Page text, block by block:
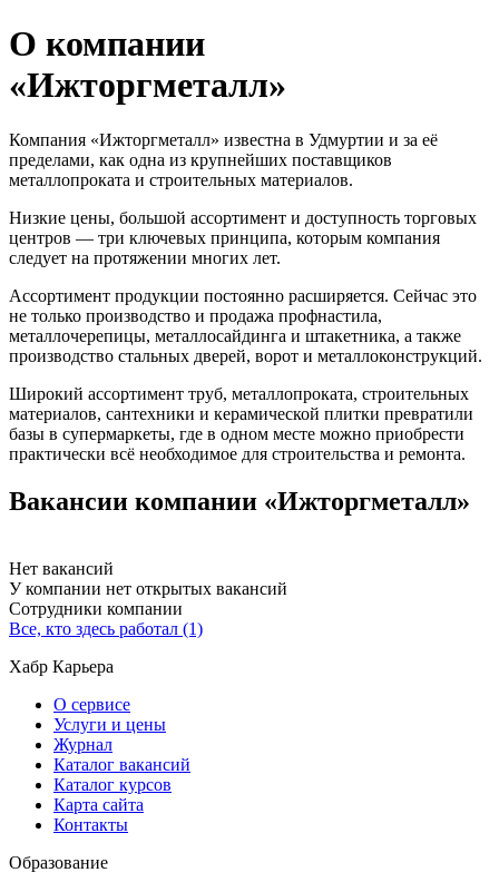
О компании
«Ижторгметалл»
Компания «Ижторгметалл» известна в Удмуртии и за её
пределами, как одна из крупнейших поставщиков
металлопроката и строительных материалов.
Низкие цены, большой ассортимент и доступность торговых
центров — три ключевых принципа, которым компания
следует на протяжении многих лет.
Ассортимент продукции постоянно расширяется. Сейчас это
не только производство и продажа профнастила,
металлочерепицы, металлосайдинга и штакетника, а также
производство стальных дверей, ворот и металлоконструкций.
Широкий ассортимент труб, металлопроката, строительных
материалов, сантехники и керамической плитки превратили
базы в супермаркеты, где в одном месте можно приобрести
практически всё необходимое для строительства и ремонта.
Вакансии компании «Ижторгметалл»
Нет вакансий
У компании нет открытых вакансий
Сотрудники компании
Все, кто здесь работал (1)
Хабр Карьера
О сервисе
Услуги и цены
Журнал
Каталог вакансий
Каталог курсов
Карта сайта
Контакты
Образование